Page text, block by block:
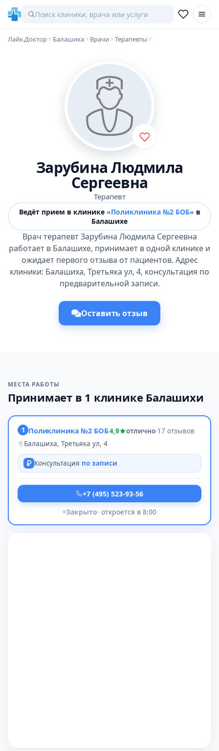
Лайк.Доктор Балашиха Врачи Терапевты
Зарубина Людмила
Сергеевна
Терапевт
Ведёт прием в клинике «Поликлиника №2 БОБ» в
Балашихе
Врач терапевт Зарубина Людмила Сергеевна
работает в Балашихе, принимает в одной клинике и
ожидает первого отзыва от пациентов. Адрес
клиники: Балашиха, Третьяка ул, 4, консультация по
предварительной записи.
Оставить отзыв
МЕСТА РАБОТЫ
Принимает в 1 клинике Балашихи
1 Поликлиника №2 БОБ4,9 отлично·17 отзывов
Балашиха, Третьяка ул, 4
Консультация по записи
+7 (495) 523-93-56
Закрыто· откроется в 8:00